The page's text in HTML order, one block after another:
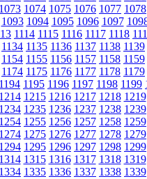
1073 1074 1075 1076 1077 1078
1093 1094 1095 1096 1097
1114 1115 1116 1117 1118
1134 1135 1136 1137 1138 1139
1154 1155 1156 1157 1158 1159
1174 1175 1176 1177 1178 1179
1194 1195 1196 1197 1198 1199
1214 1215 1216 1217 1218 1219
1234 1235 1236 1237 1238 1239
1254 1255 1256 1257 1258 1259
1274 1275 1276 1277 1278 1279
1294 1295 1296 1297 1298 1299
1314 1315 1316 1317 1318 1319
1334 1335 1336 1337 1338 1339